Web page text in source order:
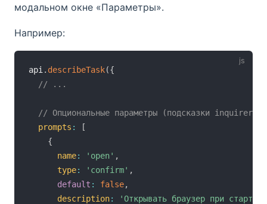
модальном окне «Параметры».
Например:
api . describeTask({
// ...
// Опциональные параметры (подсказки inquirer)
prompts :
[
{
name: 'open' ,
type: 'confirm' ,
default : false,
description:
'Открывать браузер при старте